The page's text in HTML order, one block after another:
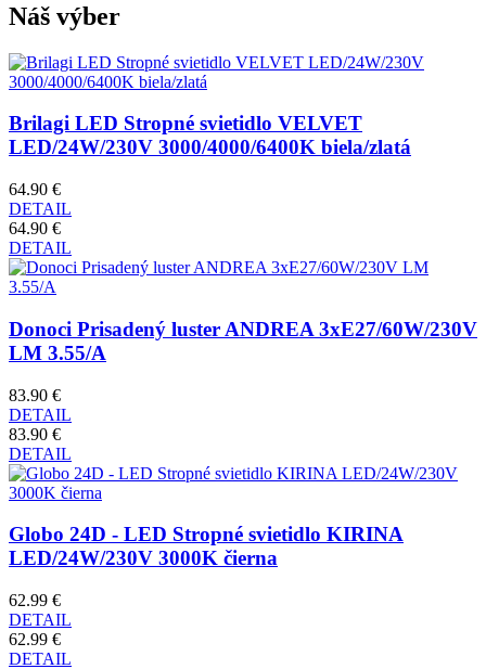
Náš výber
Brilagi LED Stropné svietidlo VELVET
LED/24W/230V 3000/4000/6400K biela/zlatá
64.90 €
DETAIL
64.90 €
DETAIL
Donoci Prisadený luster ANDREA 3xE27/60W/230V
LM 3.55/A
83.90 €
DETAIL
83.90 €
DETAIL
Globo 24D - LED Stropné svietidlo KIRINA
LED/24W/230V 3000K čierna
62.99 €
DETAIL
62.99 €
DETAIL